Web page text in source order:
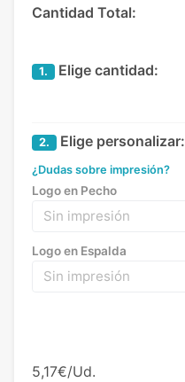
Cantidad Total:
1. Elige cantidad:
2. Elige personalizar:
¿Dudas sobre impresión?
Logo en Pecho
Sin impresión
Logo en Espalda
Sin impresión
5,17€/Ud.